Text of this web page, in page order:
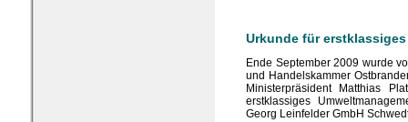
Urkunde für
Ende September 2009 wurde
und Handelskammer
Ministerpräsident Matthias
erstklassiges
Georg Leinfelder GmbH